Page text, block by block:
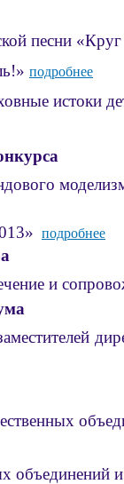
песни «Круг
подробнее
истоки
подробнее
и
и